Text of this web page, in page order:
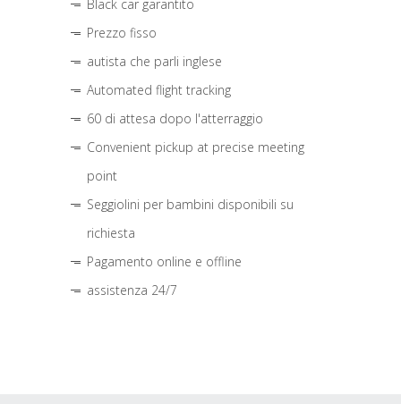
Black car garantito
Prezzo fisso
autista che parli inglese
Automated flight tracking
60 di attesa dopo l'atterraggio
Convenient pickup at precise meeting
point
Seggiolini per bambini disponibili su
richiesta
Pagamento online e offline
assistenza 24/7